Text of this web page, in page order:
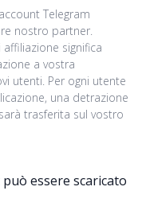
Telegram
nostro partner.
significa
a vostra
utenti. Per ogni utente
una detrazione
trasferita sul vostro
essere scaricato